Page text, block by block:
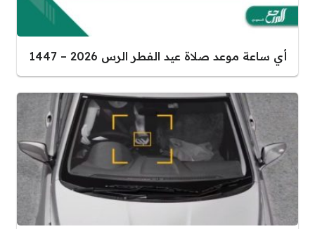
أي ساعة موعد صلاة عيد الفطر الرس 2026 – 1447